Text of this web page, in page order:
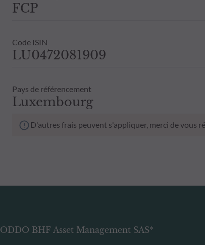
FCP
Code ISIN
LU0472081909
Pays de référencement
Luxembourg
D'autres frais peuvent s'appliquer, merci de vous
ODDO BHF Asset Management SAS*